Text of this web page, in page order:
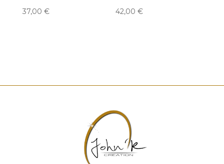
37,00 € 42,00€